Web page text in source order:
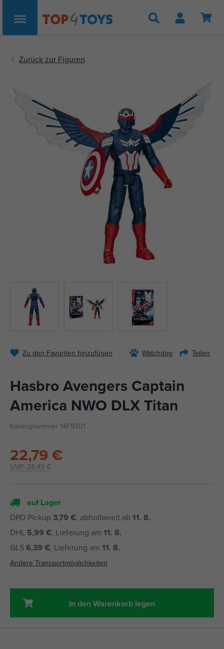
Suche
Zu den Favoriten hinzufügen Watchdog Teilen
Hasbro Avengers Captain
America NWO DLX Titan
Katalognummer 14F9301
UVP: 28,49 €
22,79 €
auf Lager
DPD Pickup 3,79 €, abholbereit ab 11. 8.
DHL 5,99 €, Lieferung am 11. 8.
GLS6,39 €, Lieferung am 11. 8.
Andere Transportmöglichkeiten
In den Warenkorb legen